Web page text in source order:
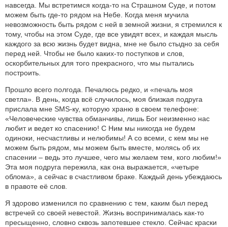
навсегда. Мы встретимся когда-то на Страшном Суде, и потом
можем быть где-то рядом на Небе. Когда меня мучила
невозможность быть рядом с ней в земной жизни, я стремился к
тому, чтобы на этом Суде, где все увидят всех, и каждая мысль
каждого за всю жизнь будет видна, мне не было стыдно за себя
перед ней. Чтобы не было каких-то поступков и слов,
оскорбительных для того прекрасного, что мы пытались
построить.
Прошло всего полгода. Печалюсь редко, и «печаль моя
светла». В день, когда всё случилось, моя близкая подруга
прислала мне SMS-ку, которую храню в своем телефоне:
«Человеческие чувства обманчивы, лишь Бог неизменно нас
любит и ведет ко спасению! С Ним мы никогда не будем
одиноки, несчастливы и нелюбимы! А со всеми, с кем мы не
можем быть рядом, мы можем быть вместе, молясь об их
спасении – ведь это лучшее, чего мы желаем тем, кого любим!»
Эта моя подруга пережила, как она выражается, «четыре
облома», а сейчас в счастливом браке. Каждый день убеждаюсь
в правоте её слов.
Я здорово изменился по сравнению с тем, каким был перед
встречей со своей невестой. Жизнь воспринималась как-то
пресыщенно, словно сквозь запотевшее стекло. Сейчас краски